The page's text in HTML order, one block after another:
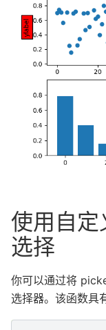
使用自定
选择
你可以通过将
选择器。该函数具